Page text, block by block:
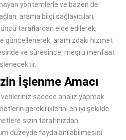
yöntemlerle ve bazen de
arama bilgi sağlayıcıları,
taraflardan elde edilerek,
güncellenerek, aramızdaki hizmet
ve süresince, meşru menfaat
İşlenme Amacı
verileriniz sadece analiz yapmak
gerekliliklerini en iyi şekilde
sizin tarafınızdan
düzeyde faydalanılabilmesini